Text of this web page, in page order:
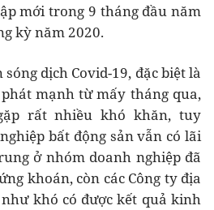
mới trong 9 tháng đầu năm
kỳ năm 2020.
dịch Covid-19, đặc biệt là
mạnh từ mấy tháng qua,
rất nhiều khó khăn, tuy
bất động sản vẫn có lãi
ở nhóm doanh nghiệp đã
khoán, còn các Công ty địa
khó có được kết quả kinh